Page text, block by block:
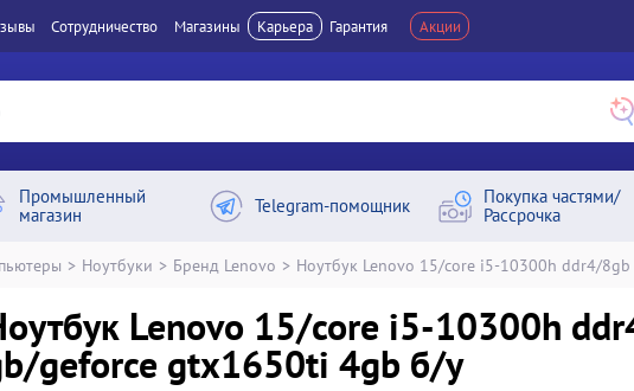
Сотрудничество Магазины Карьера Гарантия Акции
Промышленный
магазин
Telegram-помощник
Покупка частями/
Рассрочка
> Ноутбуки > Бренд Lenovo > Ноутбук Lenovo 15/core i5-10300h ddr4/
Lenovo 15/core i5-10300h
geforce gtx1650ti 4gb б/у